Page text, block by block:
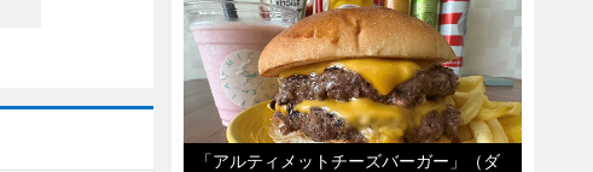
「アルティメットチーズバーガー」（ダ